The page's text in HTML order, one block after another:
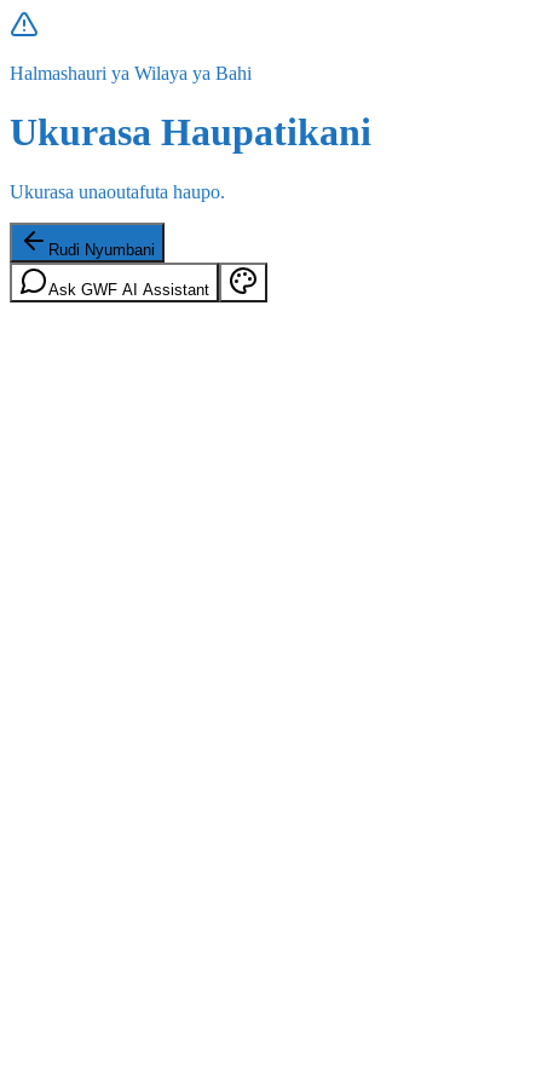
Halmashauri ya Wilaya ya Bahi
Ukurasa Haupatikani
Ukurasa unaoutafuta haupo.
Rudi Nyumbani
Ask GWF AI Assistant